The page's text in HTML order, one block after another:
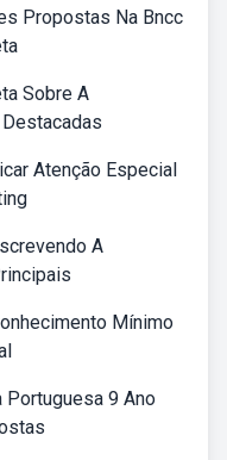
Propostas Na Bncc
Sobre A
Atenção Especial
A
Mínimo
Portuguesa 9 Ano